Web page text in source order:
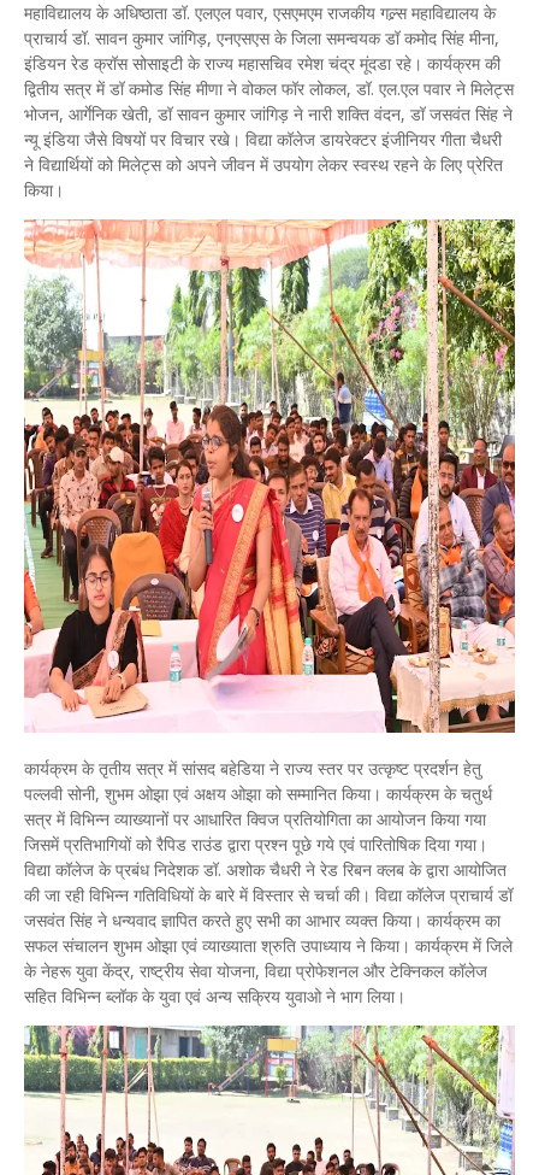
महाविद्यालय के अधिष्ठाता डॉ. एलएल पवार, एसएमएम राजकीय गल्र्स महाविद्यालय के
प्राचार्य डॉ. सावन कुमार जांगिड़, एनएसएस के जिला समन्वयक डॉ कमोद सिंह मीना,
इंडियन रेड क्रॉस सोसाइटी के राज्य महासचिव रमेश चंद्र मूंदडा रहे। कार्यक्रम की
द्वितीय सत्र में डॉ कमोड सिंह मीणा ने वोकल फॉर लोकल, डॉ. एल.एल पवार ने मिलेट्स
भोजन, आर्गेनिक खेती, डॉ सावन कुमार जांगिड़ ने नारी शक्ति वंदन, डॉ जसवंत सिंह ने
न्यू इंडिया जैसे विषयों पर विचार रखे। विद्या कॉलेज डायरेक्टर इंजीनियर गीता चैधरी
ने विद्यार्थियों को मिलेट्स को अपने जीवन में उपयोग लेकर स्वस्थ रहने के लिए प्रेरित
किया।
कार्यक्रम के तृतीय सत्र में सांसद बहेडिया ने राज्य स्तर पर उत्कृष्ट प्रदर्शन हेतु
पल्लवी सोनी, शुभम ओझा एवं अक्षय ओझा को सम्मानित किया। कार्यक्रम के चतुर्थ
सत्र में विभिन्न व्याख्यानों पर आधारित क्विज प्रतियोगिता का आयोजन किया गया
जिसमें प्रतिभागियों को रैपिड राउंड द्वारा प्रश्न पूछे गये एवं पारितोषिक दिया गया।
विद्या कॉलेज के प्रबंध निदेशक डॉ. अशोक चैधरी ने रेड रिबन क्लब के द्वारा आयोजित
की जा रही विभिन्न गतिविधियों के बारे में विस्तार से चर्चा की। विद्या कॉलेज प्राचार्य डॉ
जसवंत सिंह ने धन्यवाद ज्ञापित करते हुए सभी का आभार व्यक्त किया। कार्यक्रम का
सफल संचालन शुभम ओझा एवं व्याख्याता श्रुति उपाध्याय ने किया। कार्यक्रम में जिले
के नेहरू युवा केंद्र, राष्ट्रीय सेवा योजना, विद्या प्रोफेशनल और टेक्निकल कॉलेज
सहित विभिन्न ब्लॉक के युवा एवं अन्य सक्रिय युवाओ ने भाग लिया।